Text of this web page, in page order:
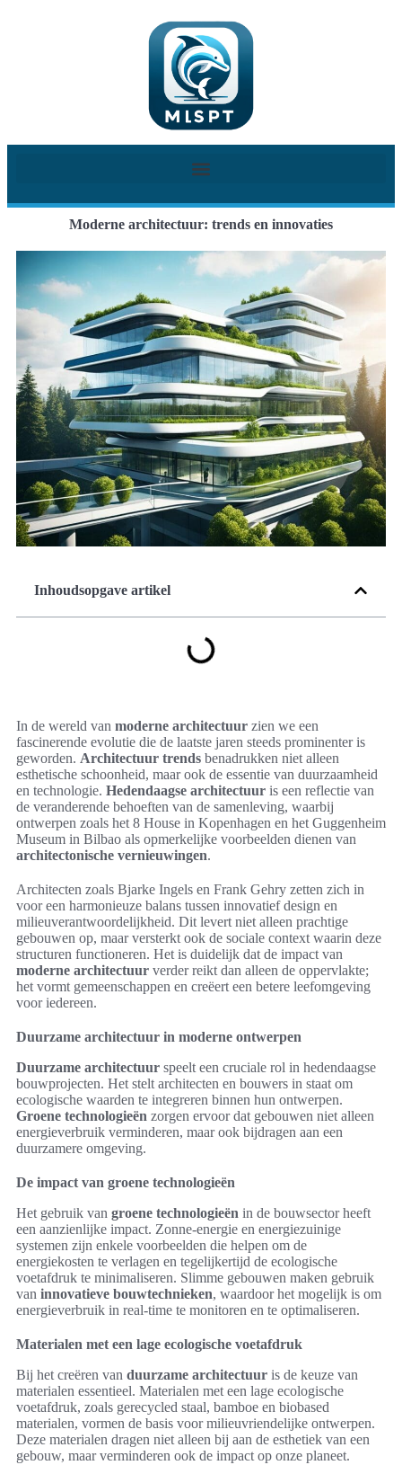
Moderne architectuur: trends en innovaties
Inhoudsopgave artikel
In de wereld van moderne architectuur zien we een
fascinerende evolutie die de laatste jaren steeds prominenter is
geworden. Architectuur trends benadrukken niet alleen
esthetische schoonheid, maar ook de essentie van duurzaamheid
en technologie. Hedendaagse architectuur is een reflectie van
de veranderende behoeften van de samenleving, waarbij
ontwerpen zoals het 8 House in Kopenhagen en het Guggenheim
Museum in Bilbao als opmerkelijke voorbeelden dienen van
architectonische vernieuwingen.
Architecten zoals Bjarke Ingels en Frank Gehry zetten zich in
voor een harmonieuze balans tussen innovatief design en
milieuverantwoordelijkheid. Dit levert niet alleen prachtige
gebouwen op, maar versterkt ook de sociale context waarin deze
structuren functioneren. Het is duidelijk dat de impact van
moderne architectuur verder reikt dan alleen de oppervlakte;
het vormt gemeenschappen en creëert een betere leefomgeving
voor iedereen.
Duurzame architectuur in moderne ontwerpen
Duurzame architectuur speelt een cruciale rol in hedendaagse
bouwprojecten. Het stelt architecten en bouwers in staat om
ecologische waarden te integreren binnen hun ontwerpen.
Groene technologieën zorgen ervoor dat gebouwen niet alleen
energieverbruik verminderen, maar ook bijdragen aan een
duurzamere omgeving.
De impact van groene technologieën
Het gebruik van groene technologieën in de bouwsector heeft
een aanzienlijke impact. Zonne-energie en energiezuinige
systemen zijn enkele voorbeelden die helpen om de
energiekosten te verlagen en tegelijkertijd de ecologische
voetafdruk te minimaliseren. Slimme gebouwen maken gebruik
van innovatieve bouwtechnieken, waardoor het mogelijk is om
energieverbruik in real-time te monitoren en te optimaliseren.
Materialen met een lage ecologische voetafdruk
Bij het creëren van duurzame architectuur is de keuze van
materialen essentieel. Materialen met een lage ecologische
voetafdruk, zoals gerecycled staal, bamboe en biobased
materialen, vormen de basis voor milieuvriendelijke ontwerpen.
Deze materialen dragen niet alleen bij aan de esthetiek van een
gebouw, maar verminderen ook de impact op onze planeet.